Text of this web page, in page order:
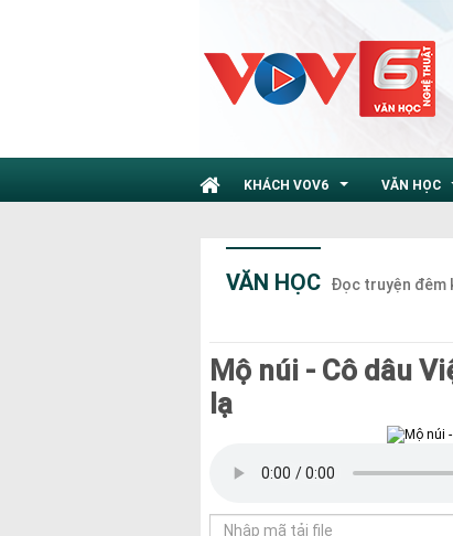
KHÁCH VOV6 VĂN HỌC
VĂN HỌC Đọc truyện đêm
Mộ núi - Cô dâu
lạ